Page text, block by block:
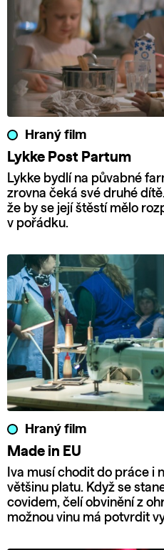
Hraný film
Lykke Post Partum
Lykke bydlí na půvabné
zrovna čeká své druhé
že by se její štěstí mělo
v pořádku.
Hraný film
Made in EU
Iva musí chodit do práce i
většinu platu. Když se
covidem, čelí obvinění z
možnou vinu má potvrdit